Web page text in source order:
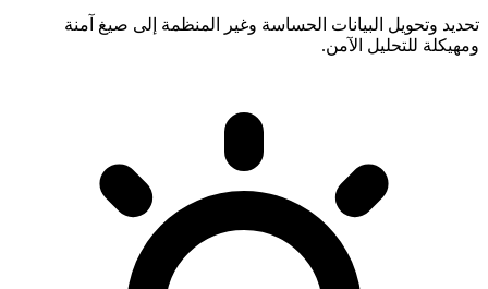
تحديد وتحويل البيانات الحساسة وغير المنظمة إلى صيغ آمنة
ومهيكلة للتحليل الآمن.